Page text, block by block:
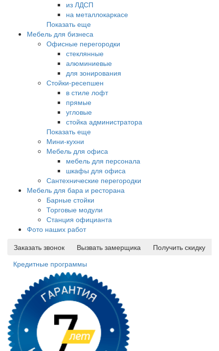
из ЛДСП
на металлокаркасе
Показать еще
Мебель для бизнеса
Офисные перегородки
стеклянные
алюминиевые
для зонирования
Стойки-ресепшен
в стиле лофт
прямые
угловые
стойка администратора
Показать еще
Мини-кухни
Мебель для офиса
мебель для персонала
шкафы для офиса
Сантехнические перегородки
Мебель для бара и ресторана
Барные стойки
Торговые модули
Станция официанта
Фото наших работ
Заказать звонок
Вызвать замерщика
Получить скидку
Кредитные программы